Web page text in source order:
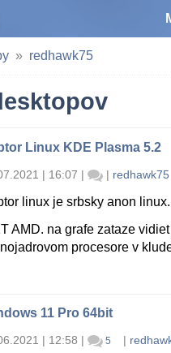
redhawk75
Linux KDE Plasma 5.2
| 16:07 | | redhawk75
linux je srbsky anon linux.
AMD. na grafe zataze
procesore v
11 Pro 64bit
| 12:58 | 5 |